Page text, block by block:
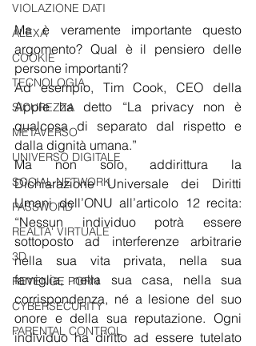
VIOLAZIONE DATI
ALEXA
COOKIE
TECNOLOGIA
SICUREZZA
METAVERSO
UNIVERSO DIGITALE
SOCIAL NETWORK
PASSWORD
REALTA' VIRTUALE
3D
REVENGE PORN
CYBERSECURITY
PARENTAL CONTROL
Ma è veramente importante questo
argomento? Qual è il pensiero delle
persone importanti?
Ad esempio, Tim Cook, CEO della
Apple ha detto “La privacy non è
qualcosa di separato dal rispetto e
dalla dignità umana.”
Ma non solo, addirittura la
Dichiarazione Universale dei Diritti
Umani dell’ONU all’articolo 12 recita:
“Nessun individuo potrà essere
sottoposto ad interferenze arbitrarie
nella sua vita privata, nella sua
famiglia, nella sua casa, nella sua
corrispondenza, né a lesione del suo
onore e della sua reputazione. Ogni
individuo ha diritto ad essere tutelato